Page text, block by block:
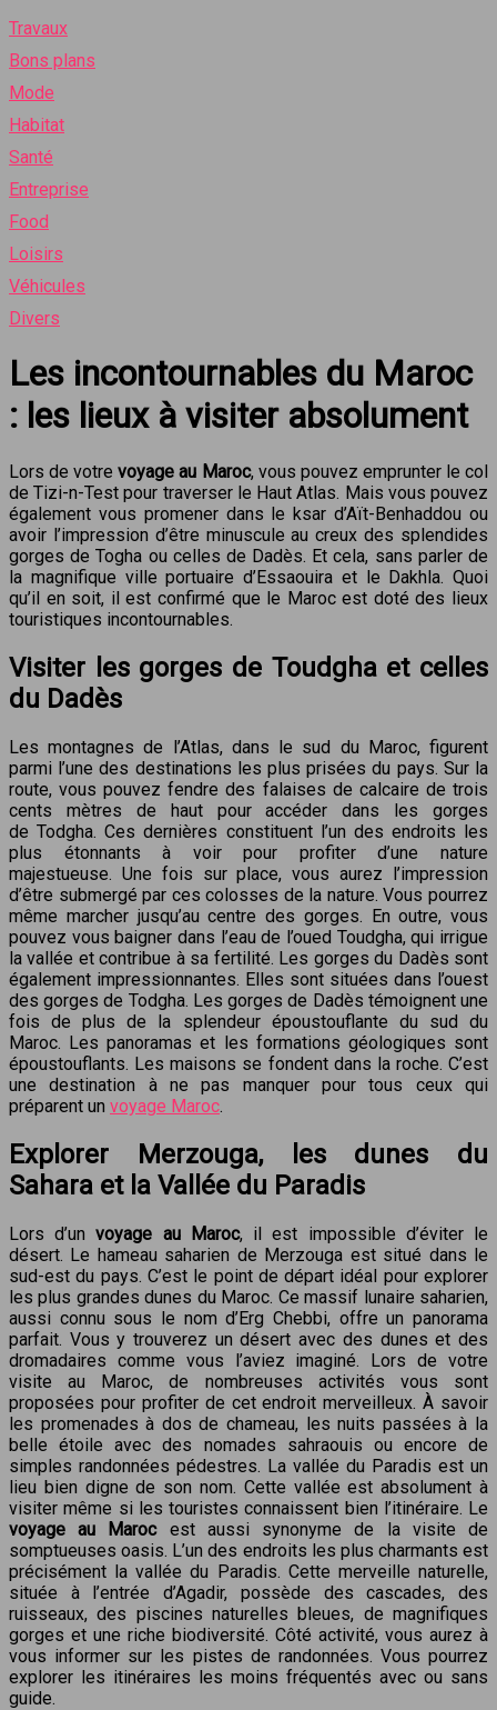
Travaux
Bons plans
Mode
Habitat
Santé
Entreprise
Food
Loisirs
Véhicules
Divers
Les incontournables du Maroc
: les lieux à visiter absolument
Lors de votrevoyage au Maroc, vous pouvez emprunter le col
de Tizi-n-Test pour traverser le Haut Atlas. Mais vous pouvez
également vous promener dans le ksar d’Aït-Benhaddou ou
avoir l’impression d’être minuscule au creux des splendides
gorges de Togha ou celles de Dadès. Et cela, sans parler de
la magnifique ville portuaire d’Essaouira et le Dakhla. Quoi
qu’il en soit, il est confirmé que le Maroc est doté des lieux
touristiques incontournables.
Visiter les gorges de Toudgha et celles
du Dadès
Les montagnes de l’Atlas, dans le sud du Maroc, figurent
parmi l’une des destinations les plus prisées du pays. Sur la
route, vous pouvez fendre des falaises de calcaire de trois
cents mètres de haut pour accéder dans les gorges
de Todgha. Ces dernières constituent l’un des endroits les
plus étonnants à voir pour profiter d’une nature
majestueuse. Une fois sur place, vous aurez l’impression
d’être submergé par ces colosses de la nature. Vous pourrez
même marcher jusqu’au centre des gorges. En outre, vous
pouvez vous baigner dans l’eau de l’oued Toudgha, qui irrigue
la vallée et contribue à sa fertilité. Les gorges du Dadès sont
également impressionnantes. Elles sont situées dans l’ouest
des gorges de Todgha. Les gorges de Dadès témoignent une
fois de plus de la splendeur époustouflante du sud du
Maroc. Les panoramas et les formations géologiques sont
époustouflants. Les maisons se fondent dans la roche. C’est
une destination à ne pas manquer pour tous ceux qui
préparent un voyage Maroc.
Explorer Merzouga, les dunes du
Sahara et la Vallée du Paradis
Lors d’unvoyage au Maroc, il est impossible d’éviter le
désert. Le hameau saharien de Merzouga est situé dans le
sud-est du pays. C’est le point de départ idéal pour explorer
les plus grandes dunes du Maroc. Ce massif lunaire saharien,
aussi connu sous le nom d’Erg Chebbi, offre un panorama
parfait. Vous y trouverez un désert avec des dunes et des
dromadaires comme vous l’aviez imaginé. Lors de votre
visite au Maroc, de nombreuses activités vous sont
proposées pour profiter de cet endroit merveilleux. À savoir
les promenades à dos de chameau, les nuits passées à la
belle étoile avec des nomades sahraouis ou encore de
simples randonnées pédestres. La vallée du Paradis est un
lieu bien digne de son nom. Cette vallée est absolument à
visiter même si les touristes connaissent bien l’itinéraire. Le
voyage au Marocest aussi synonyme de la visite de
somptueuses oasis. L’un des endroits les plus charmants est
précisément la vallée du Paradis. Cette merveille naturelle,
située à l’entrée d’Agadir, possède des cascades, des
ruisseaux, des piscines naturelles bleues, de magnifiques
gorges et une riche biodiversité. Côté activité, vous aurez à
vous informer sur les pistes de randonnées. Vous pourrez
explorer les itinéraires les moins fréquentés avec ou sans
guide.